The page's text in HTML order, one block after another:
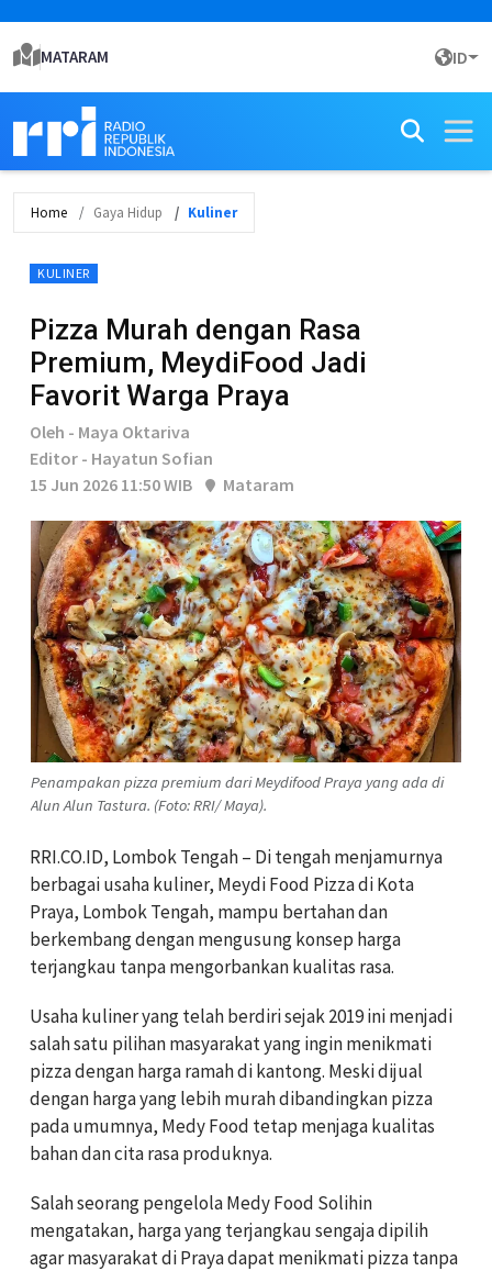
MATARAM ID
Home Gaya Hidup Kuliner
KULINER
Pizza Murah dengan Rasa
Premium, MeydiFood Jadi
Favorit Warga Praya
Oleh - Maya Oktariva
Editor - Hayatun Sofian
15 Jun 2026 11:50 WIB
Mataram
Penampakan pizza premium dari Meydifood Praya yang ada di
Alun Alun Tastura. (Foto: RRI/ Maya).
RRI.CO.ID, Lombok Tengah – Di tengah menjamurnya
berbagai usaha kuliner, Meydi Food Pizza di Kota
Praya, Lombok Tengah, mampu bertahan dan
berkembang dengan mengusung konsep harga
terjangkau tanpa mengorbankan kualitas rasa.
Usaha kuliner yang telah berdiri sejak 2019 ini menjadi
salah satu pilihan masyarakat yang ingin menikmati
pizza dengan harga ramah di kantong. Meski dijual
dengan harga yang lebih murah dibandingkan pizza
pada umumnya, Medy Food tetap menjaga kualitas
bahan dan cita rasa produknya.
Salah seorang pengelola Medy Food Solihin
mengatakan, harga yang terjangkau sengaja dipilih
agar masyarakat di Praya dapat menikmati pizza tanpa